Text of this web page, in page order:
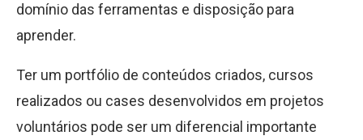
domínio das ferramentas e disposição para
aprender.
Ter um portfólio de conteúdos criados, cursos
realizados ou cases desenvolvidos em projetos
voluntários pode ser um diferencial importante